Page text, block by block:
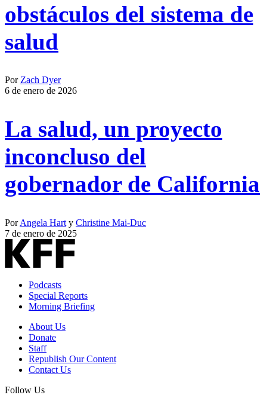
obstáculos del sistema de
salud
Por Zach Dyer
6 de enero de 2026
La salud, un proyecto
inconcluso del
gobernador de California
PorAngela Hart y Christine Mai-Duc
7 de enero de 2025
Podcasts
Special Reports
Morning Briefing
About Us
Donate
Staff
Republish Our Content
Contact Us
Follow Us